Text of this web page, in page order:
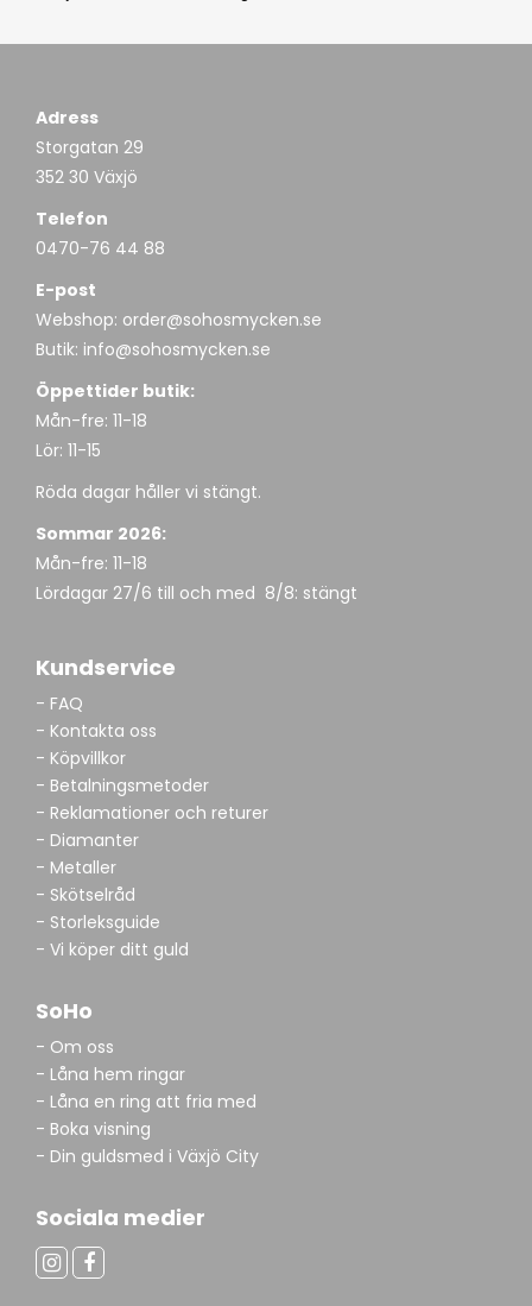
Adress
Storgatan 29
352 30 Växjö
Telefon
0470-76 44 88
E-post
Webshop: order@sohosmycken.se
Butik: info@sohosmycken.se
Öppettider butik:
Mån-fre: 11-18
Lör: 11-15
Röda dagar håller vi stängt.
Sommar 2026:
Mån-fre: 11-18
Lördagar 27/6 till och med 8/8: stängt
Kundservice
- FAQ
- Kontakta oss
- Köpvillkor
- Betalningsmetoder
- Reklamationer och returer
- Diamanter
- Metaller
- Skötselråd
- Storleksguide
- Vi köper ditt guld
SoHo
- Om oss
- Låna hem ringar
- Låna en ring att fria med
- Boka visning
- Din guldsmed i Växjö City
Sociala medier